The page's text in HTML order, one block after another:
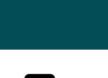
交通バスセット